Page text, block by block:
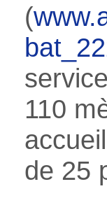
(
110
de 25